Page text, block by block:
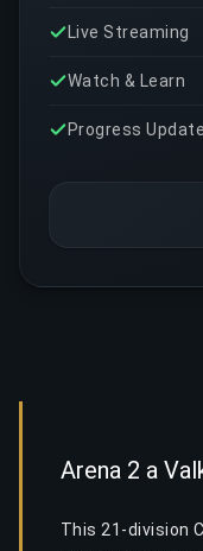
Live Streaming
Watch & Learn
Progress
Arena 2 a
This 21-division